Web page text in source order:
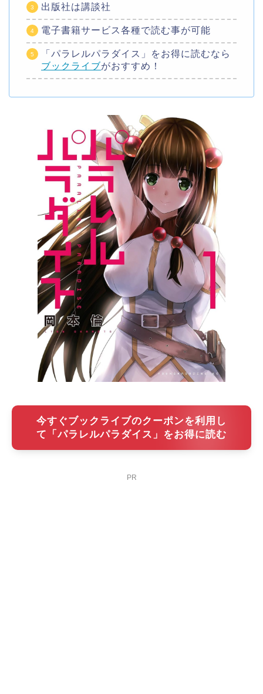
出版社は講談社
電子書籍サービス各種で読む事が可能
「パラレルパラダイス」をお得に読むなら
ブックライブがおすすめ！
今すぐブックライブのクーポンを利用し
て「パラレルパラダイス」をお得に読む
PR